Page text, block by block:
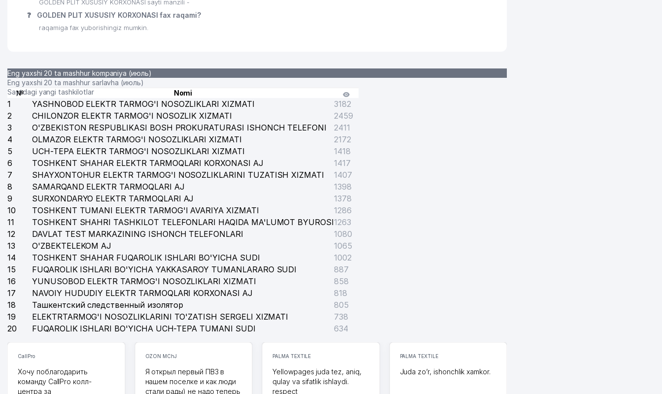
GOLDEN PLIT XUSUSIY KORXONASI sayti manzili -
❓ GOLDEN PLIT XUSUSIY KORXONASI fax raqami?
raqamiga fax yuborishingiz mumkin.
Eng yaxshi 20 ta mashhur kompaniya (июль)
Eng yaxshi 20 ta mashhur sarlavha (июль)
Saytdagi yangi tashkilotlar
№ Nomi
1 YASHNOBOD ELEKTR TARMOG'I NOSOZLIKLARI XIZMATI
3182
2
CHILONZOR ELEKTR TARMOG'I NOSOZLIK XIZMATI
2459
3
O'ZBEKISTON RESPUBLIKASI BOSH PROKURATURASI ISHONCH TELEFONI
2411
4
OLMAZOR ELEKTR TARMOG'I NOSOZLIKLARI XIZMATI
2172
5
UCH-TEPA ELEKTR TARMOG'I NOSOZLIKLARI XIZMATI
1418
6
TOSHKENT SHAHAR ELEKTR TARMOQLARI KORXONASI AJ
1417
7
SHAYXONTOHUR ELEKTR TARMOG'I NOSOZLIKLARINI TUZATISH XIZMATI
1407
8
SAMARQAND ELEKTR TARMOQLARI AJ
1398
9
SURXONDARYO ELEKTR TARMOQLARI AJ
1378
10
TOSHKENT TUMANI ELEKTR TARMOG'I AVARIYA XIZMATI
1286
11
TOSHKENT SHAHRI TASHKILOT TELEFONLARI HAQIDA MA'LUMOT BYUROSI1263
12
DAVLAT TEST MARKAZINING ISHONCH TELEFONLARI
1080
13
O'ZBEKTELEKOM AJ
1065
14
TOSHKENT SHAHAR FUQAROLIK ISHLARI BO'YICHA SUDI
1002
15
FUQAROLIK ISHLARI BO'YICHA YAKKASAROY TUMANLARARO SUDI
887
16
YUNUSOBOD ELEKTR TARMOG'I NOSOZLIKLARI XIZMATI
858
17
NAVOIY HUDUDIY ELEKTR TARMOQLARI KORXONASI AJ
818
18
Ташкентский следственный изолятор
805
19
ELEKTRTARMOG'I NOSOZLIKLARINI TO'ZATISH SERGELI XIZMATI
738
20
FUQAROLIK ISHLARI BO'YICHA UCH-TEPA TUMANI SUDI 634
CallPro
Хочу поблагодарить
команду CallPro колл-
центра за
OZON MChJ
Я открыл первый ПВЗ в
нашем поселке и как люди
стали рады) не надо теперь
PALMA TEXTILE
Yellowpages juda tez, aniq,
qulay va sifatlik ishlaydi.
respect
PALMA TEXTILE
Juda zo’r, ishonchlik xamkor.